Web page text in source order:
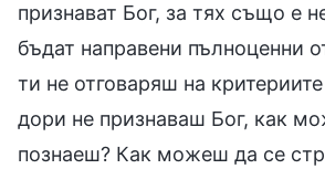
признават Бог, за тях също е
бъдат направени пълноценни
ти не отговаряш на
дори не признаваш Бог, как
познаеш? Как можеш да се